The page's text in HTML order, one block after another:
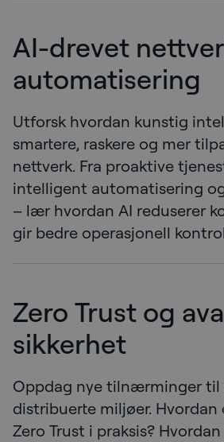
AI-drevet
automatisering
Utforsk hvordan kunstig
smartere, raskere og mer
nettverk. Fra proaktive
intelligent automatisering
– lær hvordan AI reduserer
gir bedre operasjonell
Zero Trust og
sikkerhet
Oppdag nye tilnærminger til
distribuerte miljøer. Hvordan
Zero Trust i praksis?